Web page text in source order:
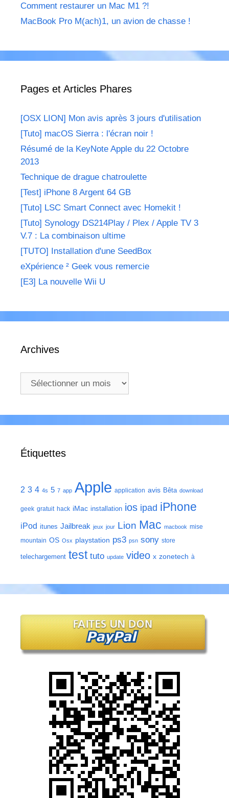
Comment restaurer un Mac M1 ?!
MacBook Pro M(ach)1, un avion de chasse !
Pages et Articles Phares
[OSX LION] Mon avis après 3 jours d'utilisation
[Tuto] macOS Sierra : l'écran noir !
Résumé de la KeyNote Apple du 22 Octobre
2013
Technique de drague chatroulette
[Test] iPhone 8 Argent 64 GB
[Tuto] LSC Smart Connect avec Homekit !
[Tuto] Synology DS214Play / Plex / Apple TV 3
V.7 : La combinaison ultime
[TUTO] Installation d'une SeedBox
eXpérience ² Geek vous remercie
[E3] La nouvelle Wii U
Archives
Archives
Étiquettes
2 3 4 4s 5 7 app Apple application avis Bêta download
geek gratuit hack iMac installation ios ipad iPhone
iPod itunes Jailbreak jeux jour Lion Mac macbook mise
mountain OS Osx playstation ps3 psn sony store
telechargement test tuto update video x zonetech à